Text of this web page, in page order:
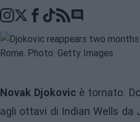
Go to comments
Novak Djokovic è tornato.
agli ottavi di Indian Wells da